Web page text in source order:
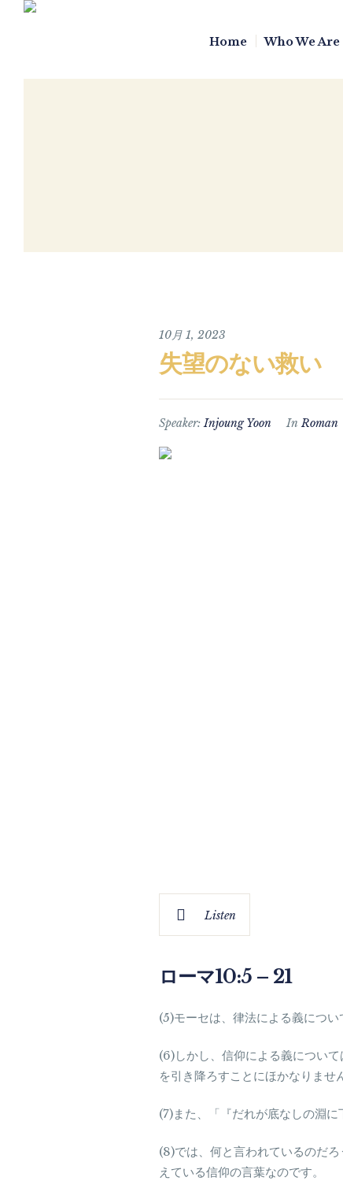
Home Who We Are
10月 1, 2023
失望のない救い
Speaker:Injoung Yoon InRoman
Listen
ローマ10:5 – 21
(5)モーセは、律法による義につ
(6)しかし、信仰による義につい
を引き降ろすことにほかなりませ
(7)また、「『だれが底なしの淵
(8)では、何と言われているのだ
えている信仰の言葉なのです。